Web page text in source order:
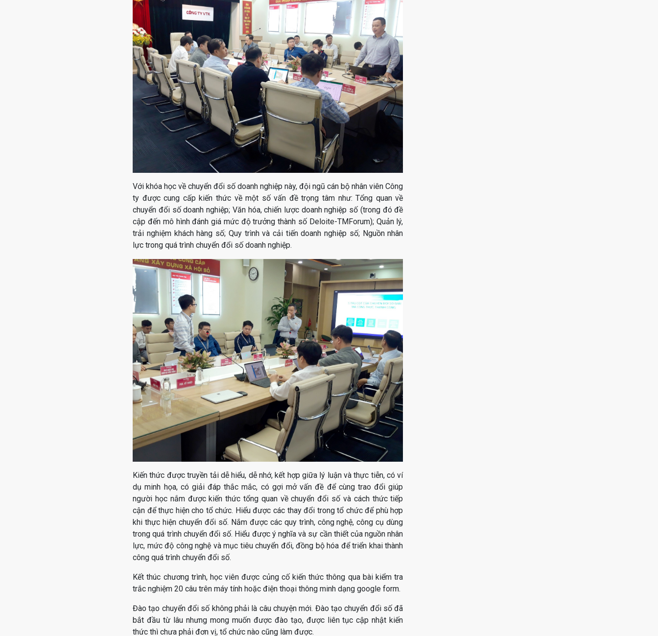
Với khóa học về chuyển đổi số doanh nghiệp này, đội ngũ cán bộ nhân viên Công
ty được cung cấp kiến thức về một số vấn đề trọng tâm như: Tổng quan về
chuyển đổi số doanh nghiệp; Văn hóa, chiến lược doanh nghiệp số (trong đó đề
cập đến mô hình đánh giá mức độ trưởng thành số Deloite-TMForum); Quản lý,
trải nghiệm khách hàng số; Quy trình và cải tiến doanh nghiệp số; Nguồn nhân
lực trong quá trình chuyển đổi số doanh nghiệp.
Kiến thức được truyền tải dễ hiểu, dễ nhớ, kết hợp giữa lý luận và thực tiễn, có ví
dụ minh họa, có giải đáp thắc mắc, có gợi mở vấn đề để cùng trao đổi giúp
người học nắm được kiến thức tổng quan về chuyển đổi số và cách thức tiếp
cận để thực hiện cho tổ chức. Hiểu được các thay đổi trong tổ chức để phù hợp
khi thực hiện chuyển đổi số. Nắm được các quy trình, công nghệ, công cụ dùng
trong quá trình chuyển đổi số. Hiểu được ý nghĩa và sự cần thiết của nguồn nhân
lực, mức độ công nghệ và mục tiêu chuyển đổi, đồng bộ hóa để triển khai thành
công quá trình chuyển đổi số.
Kết thúc chương trình, học viên được củng cố kiến thức thông qua bài kiểm tra
trắc nghiệm 20 câu trên máy tính hoặc điện thoại thông minh dạng google form.
Đào tạo chuyển đổi số không phải là câu chuyện mới. Đào tạo chuyển đổi số đã
bắt đầu từ lâu nhưng mong muốn được đào tạo, được liên tục cập nhật kiến
thức thì chưa phải đơn vị, tổ chức nào cũng làm được.